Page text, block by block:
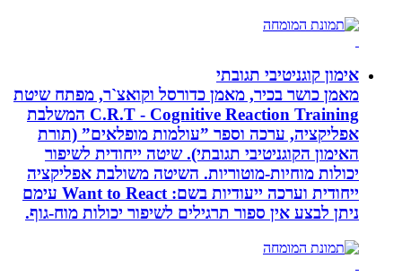
אימון קוגניטיבי תגובתי
מאמן כושר בכיר, מאמן כדורסל וקואצ`ר, מפתח שיטת
C.R.T - Cognitive Reaction Training המשלבת
אפליקציה, ערכה וספר ”עולמות מופלאים” (תורת
האימון הקוגניטיבי תגובתי). שיטה ייחודית לשיפור
יכולות מוחיות-מוטוריות. השיטה משולבת אפליקציה
ייחודית וערכה ייעודיות בשם: Want to React עימם
ניתן לבצע אין ספור תרגילים לשיפור יכולות מוח-גוף.